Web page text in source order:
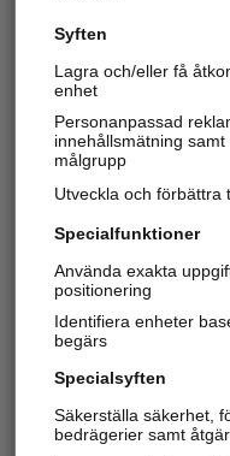
Syften
Lagra och/eller få
enhet
Personanpassad
innehållsmätning
målgrupp
Utveckla och förbättra
Specialfunktioner
Använda exakta
positionering
Identifiera enheter
begärs
Specialsyften
Säkerställa säkerhet,
bedrägerier samt